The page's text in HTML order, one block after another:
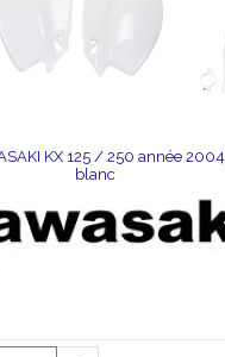
KX 125 / 250 année
blanc